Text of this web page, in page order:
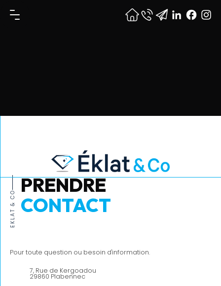
EKLAT & CO
PRENDRE
CONTACT
Pour toute question ou besoin d'information.
7, Rue de Kergoadou
29860 Plabennec